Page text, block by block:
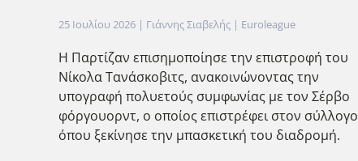
25 Ιουλίου 2026 | Γιάννης Σιαβελής | Euroleague
Η Παρτίζαν επισημοποίησε την επιστροφή του
Νίκολα Τανάσκοβιτς, ανακοινώνοντας την
υπογραφή πολυετούς συμφωνίας με τον Σέρβο
φόργουορντ, ο οποίος επιστρέφει στον σύλλογο
όπου ξεκίνησε την μπασκετική του διαδρομή.